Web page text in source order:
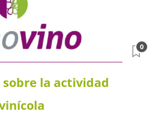
la actividad
0